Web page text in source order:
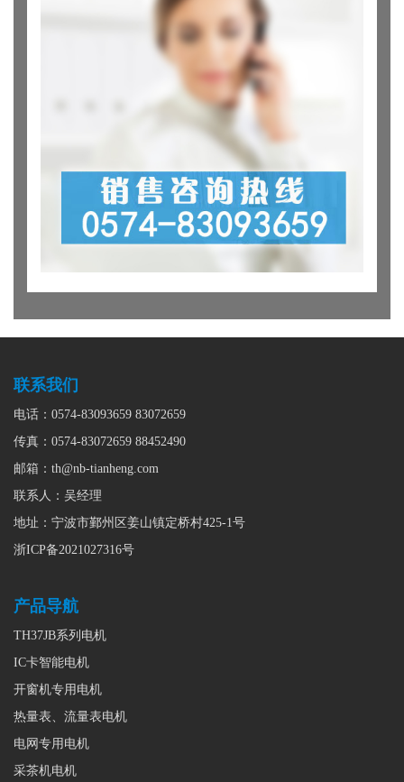
联系我们
电话：0574-83093659 83072659
传真：0574-83072659 88452490
邮箱： th@nb-tianheng.com
联系人：吴经理
地址：宁波市鄞州区姜山镇定桥村425-1号
浙ICP备2021027316号
产品导航
TH37JB系列电机
IC卡智能电机
开窗机专用电机
热量表、流量表电机
电网专用电机
采茶机电机